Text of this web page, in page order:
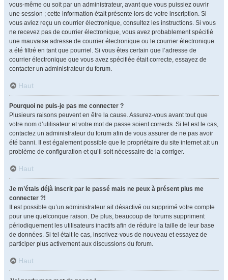
vous-même ou soit par un administrateur, avant que vous puissiez ouvrir
une session ; cette information était présente lors de votre inscription. Si
vous aviez reçu un courrier électronique, consultez les instructions. Si vous
ne recevez pas de courrier électronique, vous avez probablement spécifié
une mauvaise adresse de courrier électronique ou le courrier électronique
a été filtré en tant que pourriel. Si vous êtes certain que l’adresse de
courrier électronique que vous avez spécifiée était correcte, essayez de
contacter un administrateur du forum.
Haut
Pourquoi ne puis-je pas me connecter ?
Plusieurs raisons peuvent en être la cause. Assurez-vous avant tout que
votre nom d’utilisateur et votre mot de passe soient corrects. Si tel est le cas,
contactez un administrateur du forum afin de vous assurer de ne pas avoir
été banni. Il est également possible que le propriétaire du site internet ait un
problème de configuration et qu’il soit nécessaire de la corriger.
Haut
Je m’étais déjà inscrit par le passé mais ne peux à présent plus me
connecter ?!
Il est possible qu’un administrateur ait désactivé ou supprimé votre compte
pour une quelconque raison. De plus, beaucoup de forums suppriment
périodiquement les utilisateurs inactifs afin de réduire la taille de leur base
de données. Si tel était le cas, inscrivez-vous de nouveau et essayez de
participer plus activement aux discussions du forum.
Haut